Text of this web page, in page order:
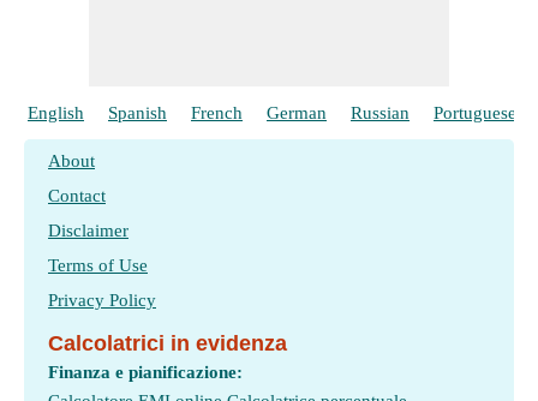
English Spanish French German Russian Portuguese
About
Contact
Disclaimer
Terms of Use
Privacy Policy
Calcolatrici in evidenza
Finanza e pianificazione: